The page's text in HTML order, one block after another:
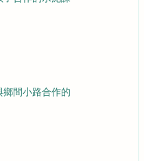
間小路合作的